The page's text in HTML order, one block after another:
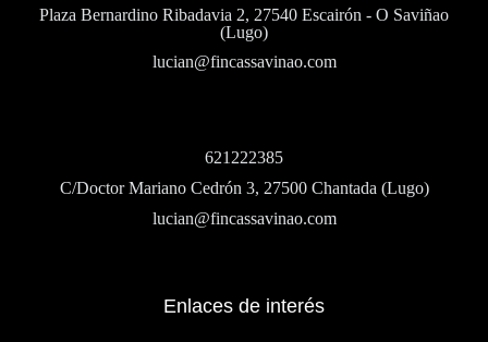
Plaza Bernardino Ribadavia 2, 27540 Escairón - O Saviñao
(Lugo)
lucian@fincassavinao.com
621222385
C/Doctor Mariano Cedrón 3, 27500 Chantada (Lugo)
lucian@fincassavinao.com
Enlaces de interés